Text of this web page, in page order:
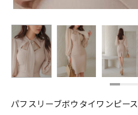
パフスリーブボウタイワンピース